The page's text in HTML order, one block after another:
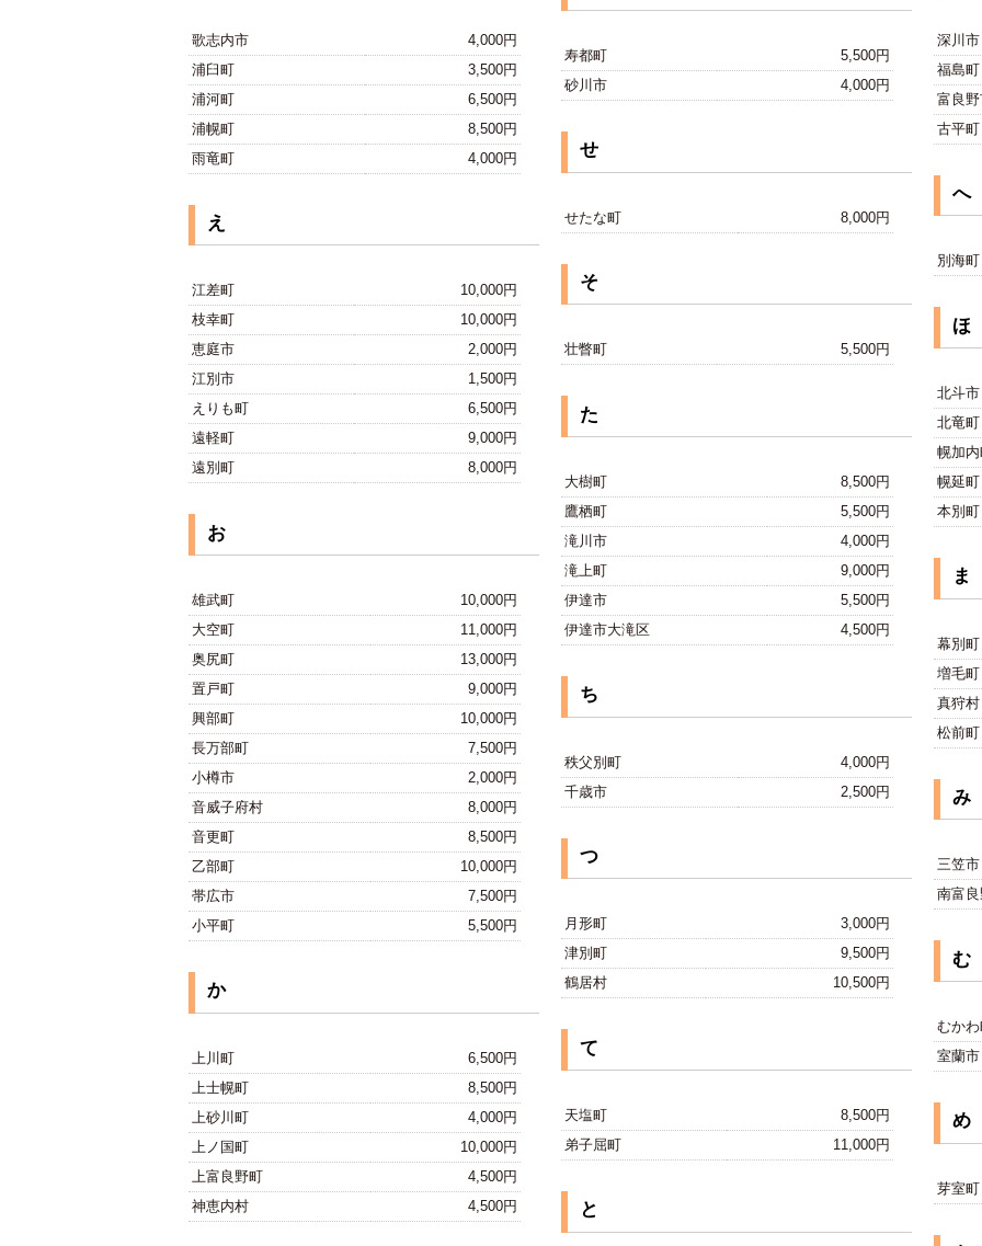
歌志内市
4,000円
浦臼町
3,500円
浦河町
6,500円
浦幌町
8,500円
雨竜町
4,000円
え
江差町
10,000円
枝幸町
10,000円
恵庭市
2,000円
江別市
1,500円
えりも町
6,500円
遠軽町
9,000円
遠別町
8,000円
お
雄武町
10,000円
大空町
11,000円
奥尻町
13,000円
置戸町
9,000円
興部町
10,000円
長万部町
7,500円
小樽市
2,000円
音威子府村
8,000円
音更町
8,500円
乙部町
10,000円
帯広市
7,500円
小平町
5,500円
か
上川町
6,500円
上士幌町
8,500円
上砂川町
4,000円
上ノ国町
10,000円
上富良野町
4,500円
神恵内村
4,500円
寿都町
5,500円
砂川市
4,000円
せ
せたな町 8,000円
そ
壮瞥町 5,500円
た
大樹町
8,500円
鷹栖町
5,500円
滝川市
4,000円
滝上町
9,000円
伊達市
5,500円
伊達市大滝区
4,500円
ち
秩父別町
4,000円
千歳市
2,500円
つ
月形町
3,000円
津別町
9,500円
鶴居村
10,500円
て
天塩町
8,500円
弟子屈町
11,000円
と
深川市
福島町
富良
古平町
へ
別海町
ほ
北斗市
北竜町
幌加
幌延町
本別町
ま
幕別町
増毛町
真狩村
松前町
み
三笠市
南富
む
むか
室蘭市
め
芽室町